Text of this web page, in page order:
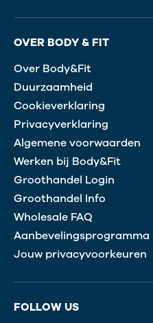
OVER BODY & FIT
Over Body&Fit
Duurzaamheid
Cookieverklaring
Privacyverklaring
Algemene voorwaarden
Werken bij Body&Fit
Groothandel Login
Groothandel Info
Wholesale FAQ
Aanbevelingsprogramma
Jouw privacyvoorkeuren
FOLLOW US